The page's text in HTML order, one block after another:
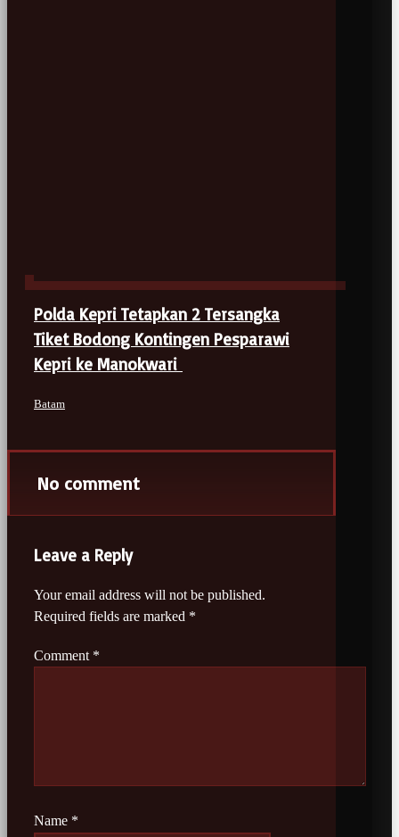
Polda Kepri Tetapkan 2 Tersangka
Tiket Bodong Kontingen Pesparawi
Kepri ke Manokwari
Batam
No comment
Leave a Reply
Your email address will not be published.
Required fields are marked *
Comment *
Name *